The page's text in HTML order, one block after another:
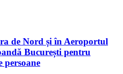
de Nord și în Aeroportul
București pentru
persoane